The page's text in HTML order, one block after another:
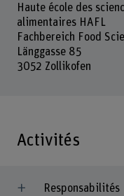
Haute école des
alimentaires HAFL
Fachbereich Food
Länggasse 85
3052 Zollikofen
Activités
Responsabilités